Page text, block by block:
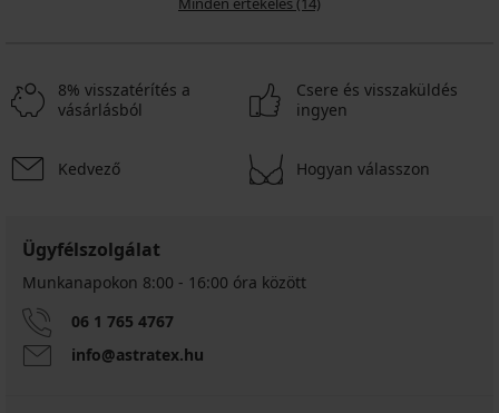
8% visszatérítés a
vásárlásból
Csere és visszaküldés
ingyen
Kedvező Hogyan válasszon
Ügyfélszolgálat
Munkanapokon 8:00 - 16:00 óra között
06 1 765 4767
info@astratex.hu